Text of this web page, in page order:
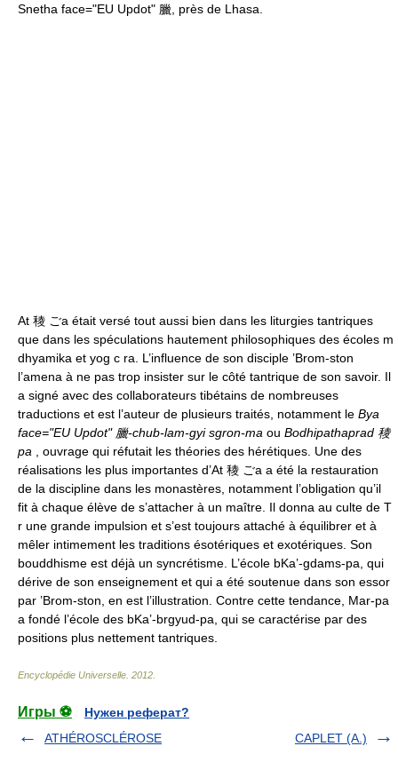
Snetha face="EU Updot" 臘, près de Lhasa.
At 稜 ごa était versé tout aussi bien dans les liturgies tantriques
que dans les spéculations hautement philosophiques des écoles m
dhyamika et yog c ra. L’influence de son disciple ’Brom-ston
l’amena à ne pas trop insister sur le côté tantrique de son savoir. Il
a signé avec des collaborateurs tibétains de nombreuses
traductions et est l’auteur de plusieurs traités, notamment le Bya
face="EU Updot" 臘-chub-lam-gyi sgron-ma ou Bodhipathaprad 稜
pa , ouvrage qui réfutait les théories des hérétiques. Une des
réalisations les plus importantes d’At 稜 ごa a été la restauration
de la discipline dans les monastères, notamment l’obligation qu’il
fit à chaque élève de s’attacher à un maître. Il donna au culte de T
r une grande impulsion et s’est toujours attaché à équilibrer et à
mêler intimement les traditions ésotériques et exotériques. Son
bouddhisme est déjà un syncrétisme. L’école bKa’-gdams-pa, qui
dérive de son enseignement et qui a été soutenue dans son essor
par ’Brom-ston, en est l’illustration. Contre cette tendance, Mar-pa
a fondé l’école des bKa’-brgyud-pa, qui se caractérise par des
positions plus nettement tantriques.
Encyclopédie Universelle 2012
Игры ⚽
Нужен реферат?
ATHÉROSCLÉROSE
CAPLET (A.)